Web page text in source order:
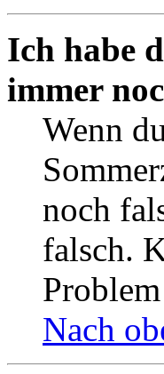
Ich habe
immer
Wenn
noch
falsch.
Nach